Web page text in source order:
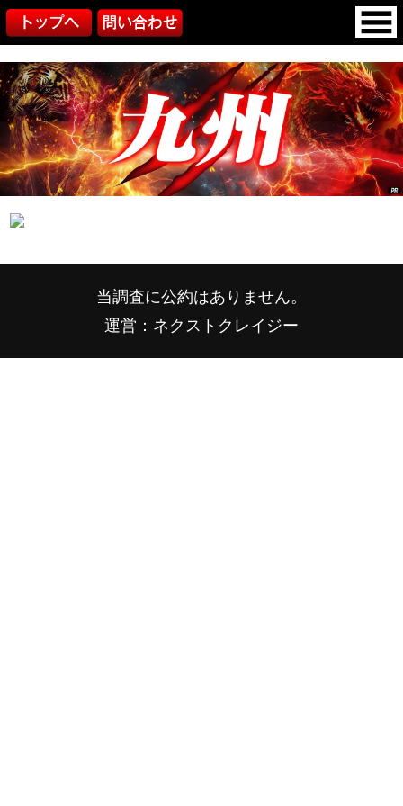
当調査に公約はありません。
運営：ネクストクレイジー